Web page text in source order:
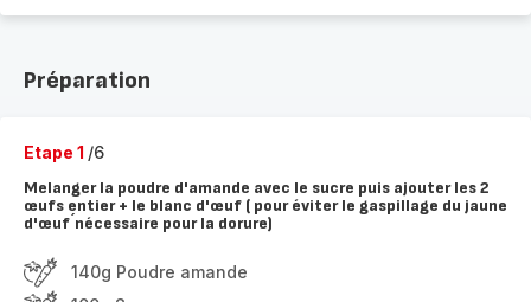
Préparation
Etape 1 /6
Melanger la poudre d'amande avec le sucre puis ajouter les 2
œufs entier + le blanc d'œuf ( pour éviter le gaspillage du jaune
d'œuf ́nécessaire pour la dorure)
140g Poudre amande